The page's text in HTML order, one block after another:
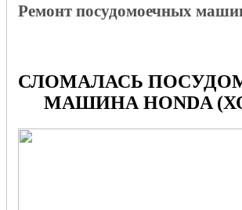
Ремонт посудомоечных
СЛОМАЛАСЬ
МАШИНА HONDA